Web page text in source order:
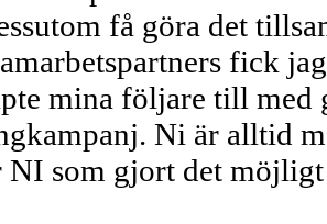
få göra det
fick
mina följare till med
Ni är alltid
NI som gjort det